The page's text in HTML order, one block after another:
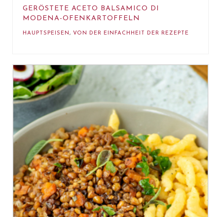
GERÖSTETE ACETO BALSAMICO DI
MODENA-OFENKARTOFFELN
HAUPTSPEISEN, VON DER EINFACHHEIT DER REZEPTE